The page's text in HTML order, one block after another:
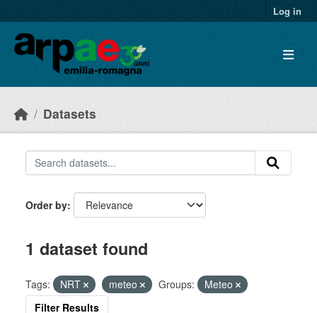
Log in
Datasets
Order by
1 dataset found
Tags: NRT meteo Groups:
Meteo
Filter Results